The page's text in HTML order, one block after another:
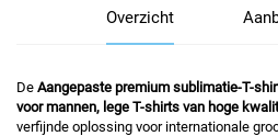
Overzicht
De Aangepaste premium sublimatie-T-
voor mannen, lege T-shirts van hoge
verfijnde oplossing voor internationale